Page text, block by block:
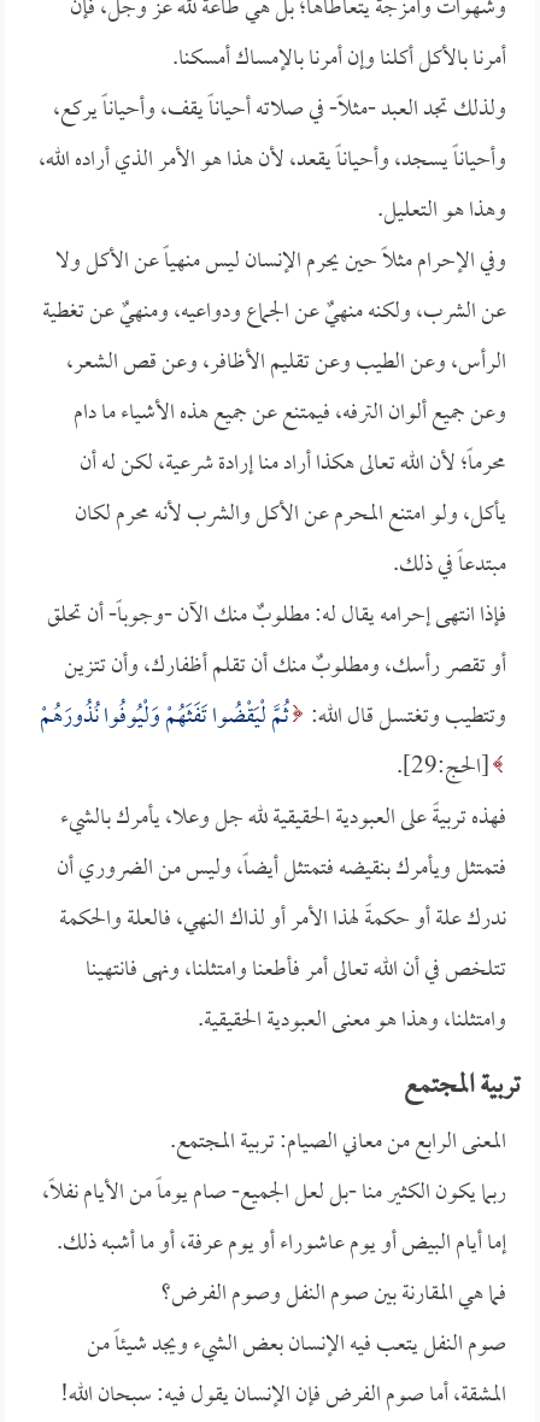
أمرنا بالأكل أكلنا وإن أمرنا بالإمساك أمسكنا.
ولذلك تجد العبد -مثلاً- في صلاته أحياناً يقف، وأحياناً يركع،
وأحياناً يسجد، وأحياناً يقعد، لأن هذا هو الأمر الذي أراده الله،
وهذا هو التعليل.
وفي الإحرام مثلاً حين يحرم الإنسان ليس منهياً عن الأكل ولا
عن الشرب، ولكنه منهيٌ عن الجماع ودواعيه، ومنهيٌ عن تغطية
الرأس، وعن الطيب وعن تقليم الأظافر، وعن قص الشعر،
وعن جميع ألوان الترفه، فيمتنع عن جميع هذه الأشياء ما دام
محرماً؛ لأن الله تعالى هكذا أراد منا إرادة شرعية، لكن له أن
يأكل، ولو امتنع المحرم عن الأكل والشرب لأنه محرم لكان
مبتدعاً في ذلك.
فإذا انتهى إحرامه يقال له: مطلوبٌ منك الآن -وجوباً- أن تحلق
أو تقصر رأسك، ومطلوبٌ منك أن تقلم أظفارك، وأن تتزين
وتتطيب وتغتسل قال الله: ثُمَّ لْيَقْضُوا تَفَثَهُمْ وَلْيُوفُوا نُذُورَهُمْ
[الحج:29].
فهذه تربيةً على العبودية الحقيقية لله جل وعلا، يأمرك بالشيء
فتمتثل ويأمرك بنقيضه فتمتثل أيضاً، وليس من الضروري أن
ندرك علة أو حكمةً لهذا الأمر أو لذاك النهي، فالعلة والحكمة
تتلخص في أن الله تعالى أمر فأطعنا وامتثلنا، ونهى فانتهينا
وامتثلنا، وهذا هو معنى العبودية الحقيقية.
تربية المجتمع
المعنى الرابع من معاني الصيام: تربية المجتمع.
ربما يكون الكثير منا -بل لعل الجميع- صام يوماً من الأيام نفلاً،
إما أيام البيض أو يوم عاشوراء أو يوم عرفة، أو ما أشبه ذلك.
فما هي المقارنة بين صوم النفل وصوم الفرض؟
صوم النفل يتعب فيه الإنسان بعض الشيء ويجد شيئاً من
المشقة، أما صوم الفرض فإن الإنسان يقول فيه: سبحان الله!